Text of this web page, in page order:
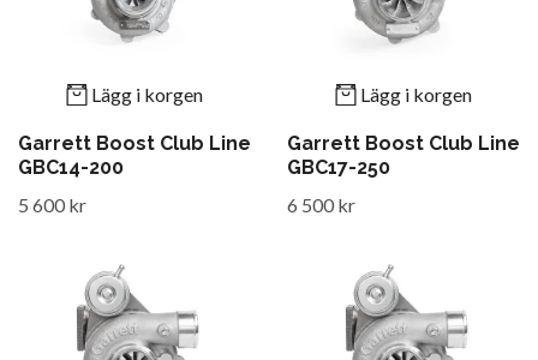
Lägg i korgen
Garrett Boost Club Line
GBC14-200
5 600 kr
Lägg i korgen
Garrett Boost Club Line
GBC17-250
6 500 kr